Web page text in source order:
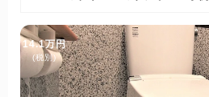
14.1万円
(税別)